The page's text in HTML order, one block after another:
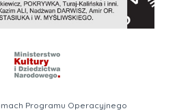
Programu Operacyjnego